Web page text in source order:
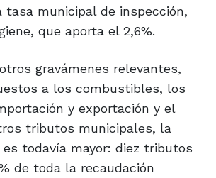
tasa municipal de inspección,
que aporta el 2,6%.
gravámenes relevantes,
a los combustibles, los
y exportación y el
tributos municipales, la
todavía mayor: diez tributos
de toda la recaudación